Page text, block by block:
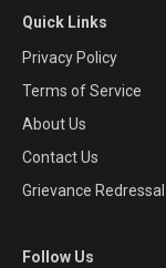
Quick Links
Privacy Policy
Terms of Service
About Us
Contact Us
Grievance Redressal
Follow Us